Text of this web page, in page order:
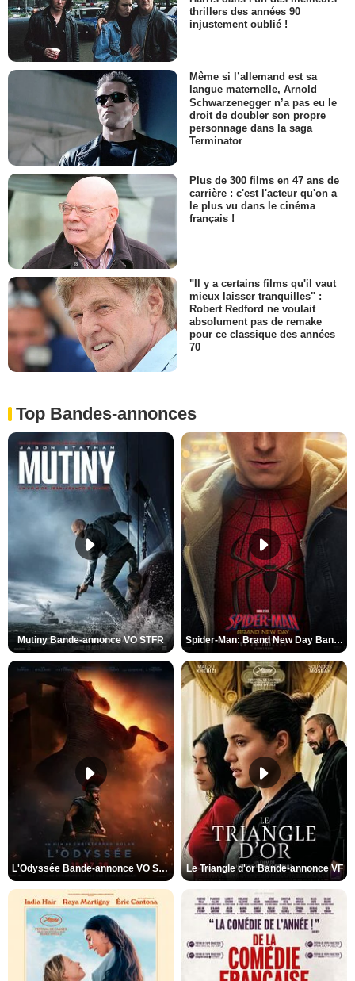
thrillers des années 90
injustement oublié !
Même si l’allemand est sa
langue maternelle, Arnold
Schwarzenegger n’a pas eu le
droit de doubler son propre
personnage dans la saga
Terminator
Plus de 300 films en 47 ans de
carrière : c'est l'acteur qu'on a
le plus vu dans le cinéma
français !
"Il y a certains films qu'il vaut
mieux laisser tranquilles" :
Robert Redford ne voulait
absolument pas de remake
pour ce classique des années
70
Top Bandes-annonces
Mutiny Bande-annonce VO STFR Spider-Man: Brand New Day Bande-annonce VO STFR
L'Odyssée Bande-annonce VO STFR Le Triangle d'or Bande-annonce VF